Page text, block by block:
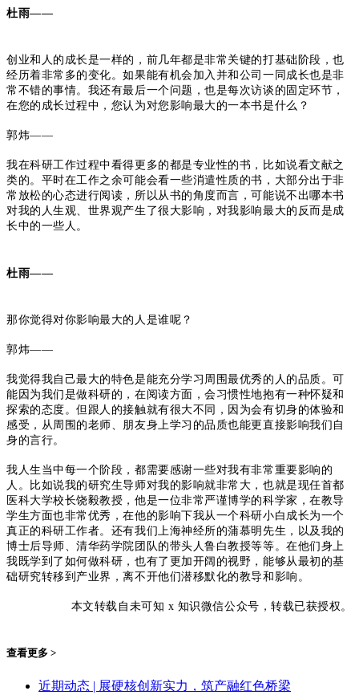
杜雨——
创业和人的成长是一样的，前几年都是非常关键的打基础阶段，也
经历着非常多的变化。如果能有机会加入并和公司一同成长也是非
常不错的事情。我还有最后一个问题，也是每次访谈的固定环节，
在您的成长过程中，您认为对您影响最大的一本书是什么？
郭炜——
我在科研工作过程中看得更多的都是专业性的书，比如说看文献之
类的。平时在工作之余可能会看一些消遣性质的书，大部分出于非
常放松的心态进行阅读，所以从书的角度而言，可能说不出哪本书
对我的人生观、世界观产生了很大影响，对我影响最大的反而是成
长中的一些人。
杜雨——
那你觉得对你影响最大的人是谁呢？
郭炜——
我觉得我自己最大的特色是能充分学习周围最优秀的人的品质。可
能因为我们是做科研的，在阅读方面，会习惯性地抱有一种怀疑和
探索的态度。但跟人的接触就有很大不同，因为会有切身的体验和
感受，从周围的老师、朋友身上学习的品质也能更直接影响我们自
身的言行。
我人生当中每一个阶段，都需要感谢一些对我有非常重要影响的
人。比如说我的研究生导师对我的影响就非常大，也就是现任首都
医科大学校长饶毅教授，他是一位非常严谨博学的科学家，在教导
学生方面也非常优秀，在他的影响下我从一个科研小白成长为一个
真正的科研工作者。还有我们上海神经所的蒲慕明先生，以及我的
博士后导师、清华药学院团队的带头人鲁白教授等等。在他们身上
我既学到了如何做科研，也有了更加开阔的视野，能够从最初的基
础研究转移到产业界，离不开他们潜移默化的教导和影响。
本文转载自未可知 x 知识微信公众号，转载已获授权。
查看更多 >
近期动态 | 展硬核创新实力，筑产融红色桥梁